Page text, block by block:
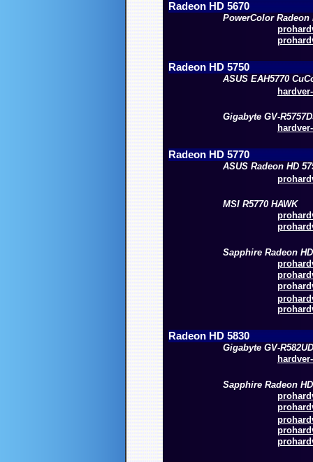
Radeon HD 5670
PowerColor Radeon
Radeon HD 5750
ASUS EAH5770
Gigabyte GV-
Radeon HD 5770
ASUS Radeon HD
MSI R5770 HAWK
Sapphire Radeon
Radeon HD 5830
Gigabyte GV-
Sapphire Radeon